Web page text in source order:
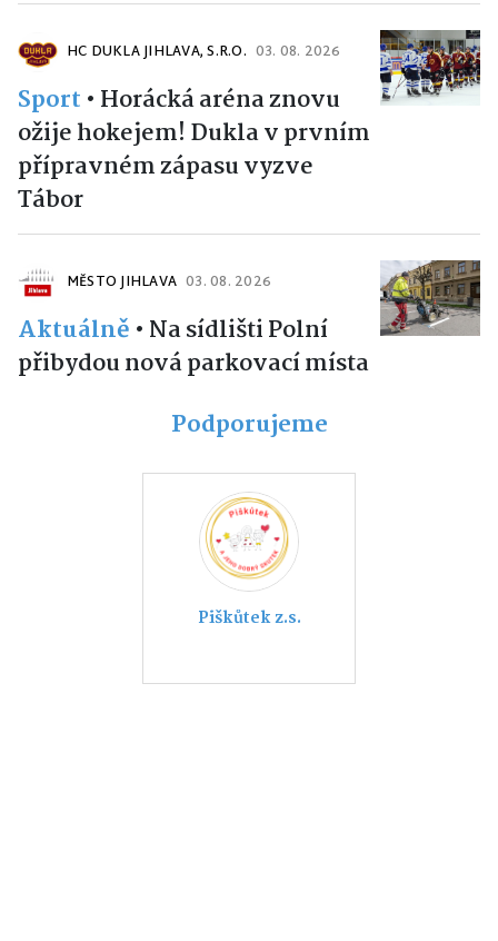
HC DUKLA JIHLAVA, S.R.O. 03. 08. 2026
Sport • Horácká aréna znovu
ožije hokejem! Dukla v prvním
přípravném zápasu vyzve
Tábor
MĚSTO JIHLAVA 03. 08. 2026
Aktuálně • Na sídlišti Polní
přibydou nová parkovací místa
Podporujeme
Piškůtek z.s.